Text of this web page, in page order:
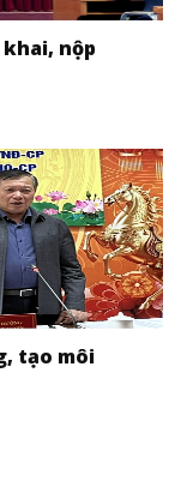
nộp
tạo môi